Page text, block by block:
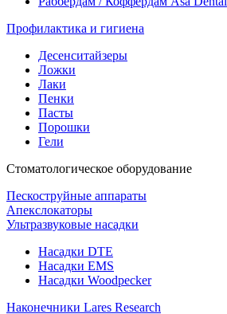
Профилактика и гигиена
Десенситайзеры
Ложки
Лаки
Пенки
Пасты
Порошки
Гели
Стоматологическое оборудование
Пескоструйные аппараты
Апекслокаторы
Ультразвуковые насадки
Насадки DTE
Насадки EMS
Насадки Woodpecker
Наконечники Lares Research